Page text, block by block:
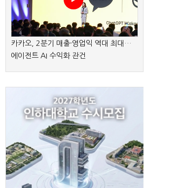
카카오, 2분기 매출·영업익 역대 최대…
에이전트 AI 수익화 관건